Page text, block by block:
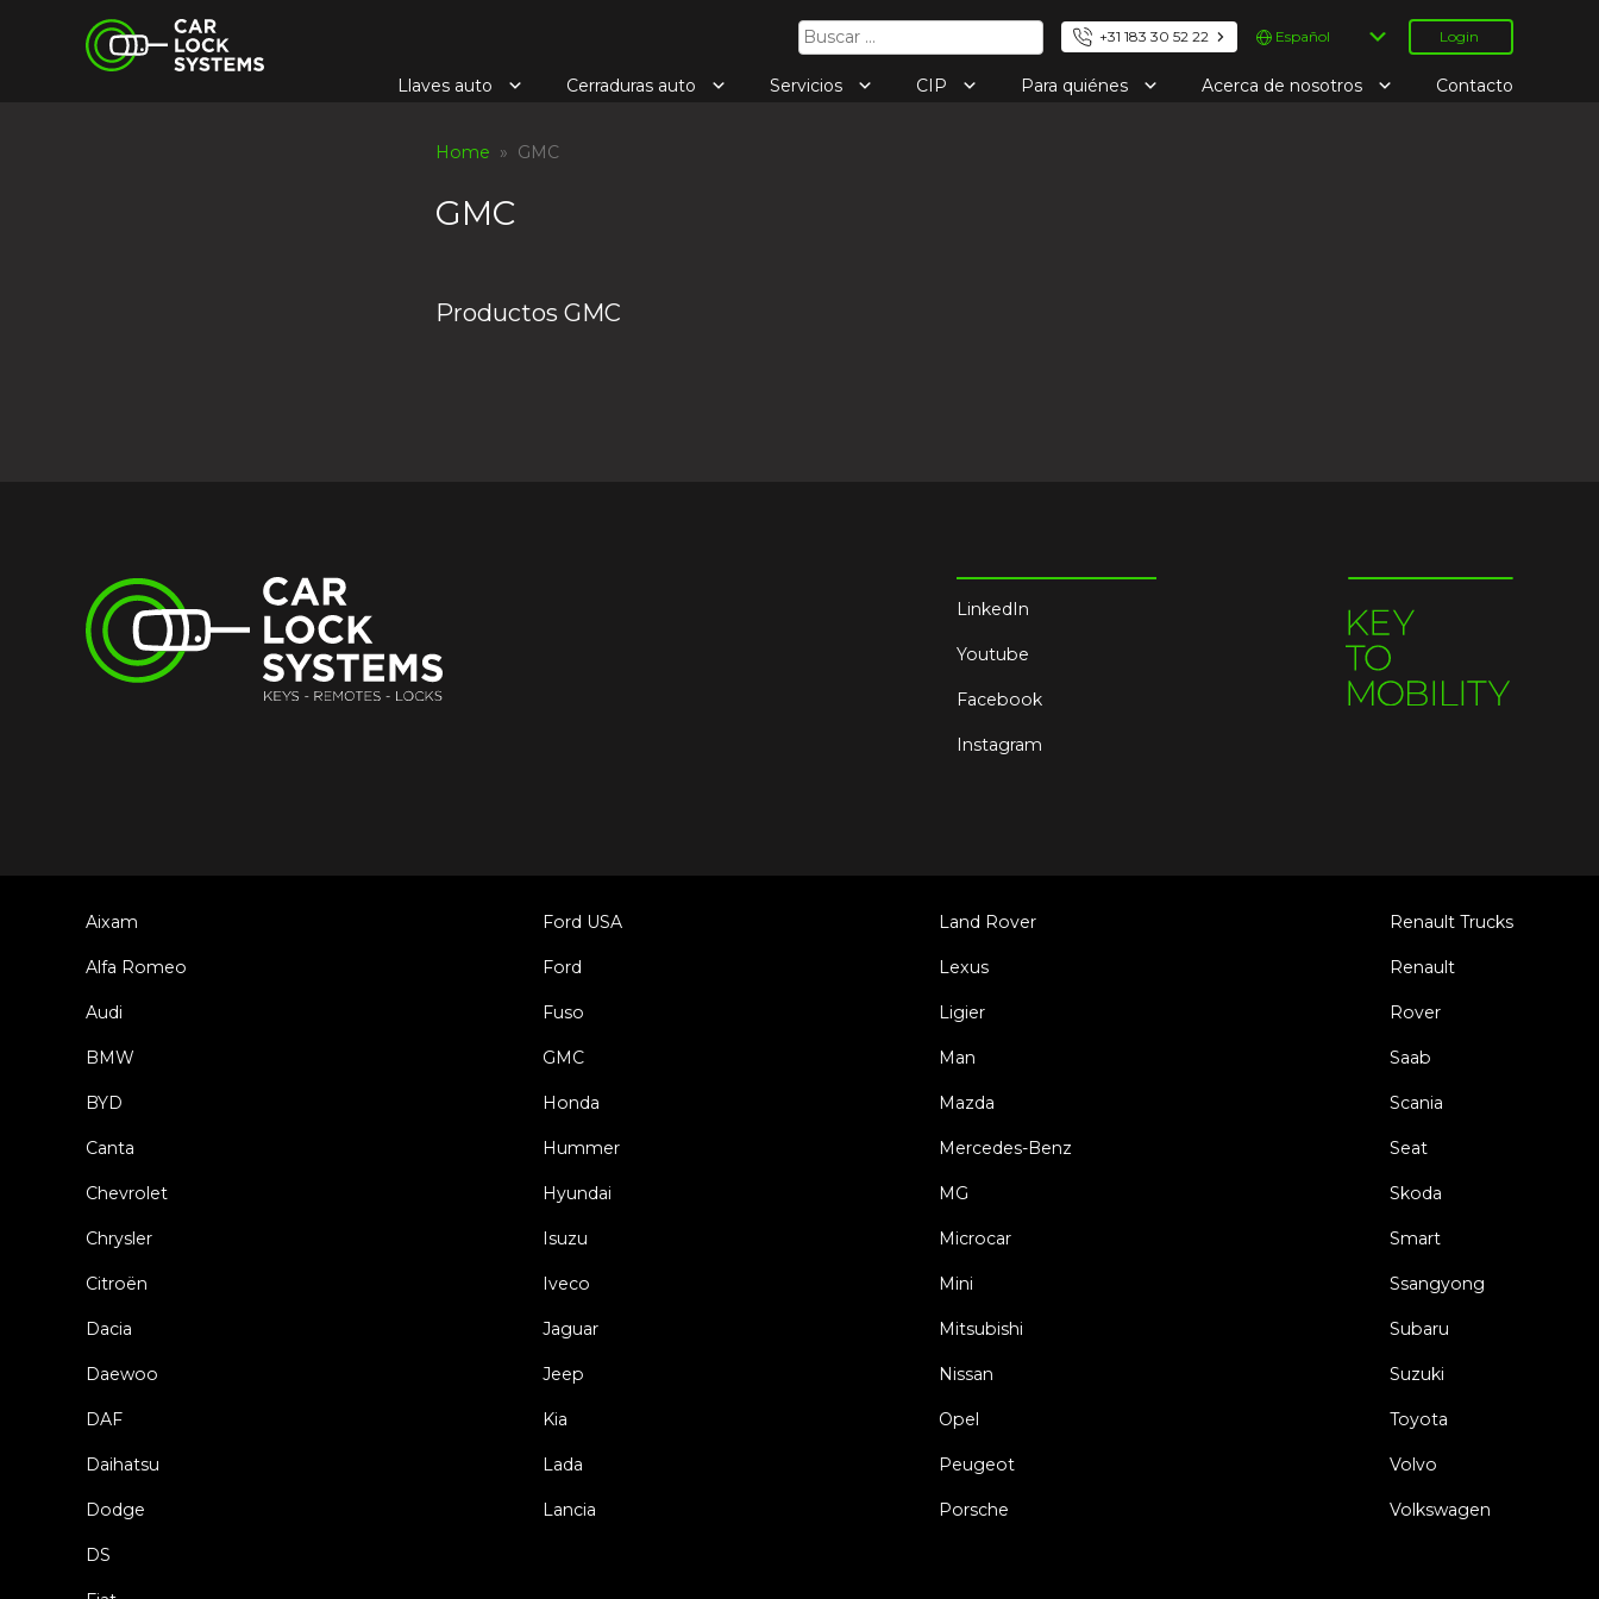
Car Lock Systems Buscar: +31 183 30 52 22
Elegir
un
idioma
Login
Llaves auto Cerraduras auto Servicios CIP Para quiénes Acerca de nosotros Contacto
Home » GMC
GMC
Productos GMC
LinkedIn
Youtube
Facebook
Instagram
Aixam
Alfa Romeo
Audi
BMW
BYD
Canta
Chevrolet
Chrysler
Citroën
Dacia
Daewoo
DAF
Daihatsu
Dodge
DS
Ford USA
Ford
Fuso
GMC
Honda
Hummer
Hyundai
Isuzu
Iveco
Jaguar
Jeep
Kia
Lada
Lancia
Land Rover
Lexus
Ligier
Man
Mazda
Mercedes-Benz
MG
Microcar
Mini
Mitsubishi
Nissan
Opel
Peugeot
Porsche
Renault Trucks
Renault
Rover
Saab
Scania
Seat
Skoda
Smart
Ssangyong
Subaru
Suzuki
Toyota
Volvo
Volkswagen